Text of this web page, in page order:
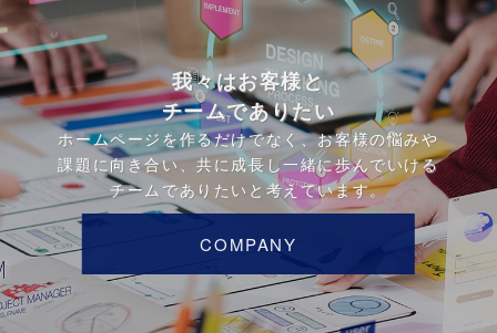
我々はお客様と
チームでありたい
ホームページを作るだけでなく、お客様の悩みや
課題に向き合い、共に成長し一緒に歩んでいける
チームでありたいと考えています。
COMPANY